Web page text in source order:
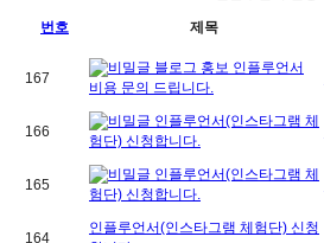
번호 제목
167
블로그 홍보 인플루언서
비용 문의 드립니다.
166
인플루언서(인스타그램 체
험단) 신청합니다.
165
인플루언서(인스타그램 체
험단) 신청합니다.
164
인플루언서(인스타그램 체험단) 신청